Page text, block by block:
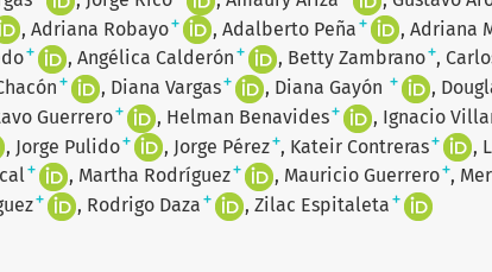
Adriana Robayo+ Adalberto Peña + Adriana
+ Angélica Calderón + Betty Zambrano+
+ Diana Vargas+ Diana Gayón +
Guerrero+ Helman Benavides+ Ignacio
Jorge Pulido+ Jorge Pérez+ Kateir Contreras+
+ Martha Rodríguez+ Mauricio Guerrero+
+ Rodrigo Daza + Zilac Espitaleta +